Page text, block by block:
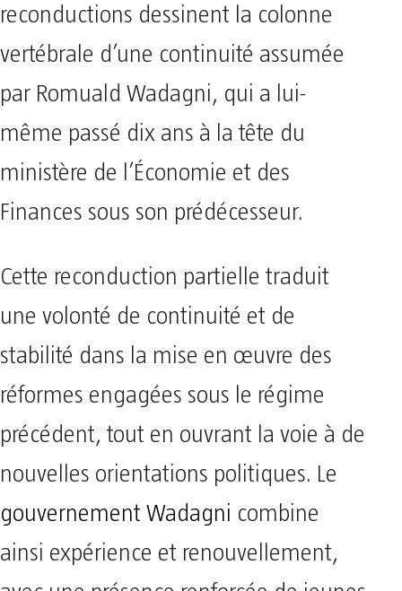
reconductions dessinent la colonne
vertébrale d’une continuité assumée
par Romuald Wadagni, qui a lui-
même passé dix ans à la tête du
ministère de l’Économie et des
Finances sous son prédécesseur.
Cette reconduction partielle traduit
une volonté de continuité et de
stabilité dans la mise en œuvre des
réformes engagées sous le régime
précédent, tout en ouvrant la voie à de
nouvelles orientations politiques. Le
gouvernement Wadagni combine
ainsi expérience et renouvellement,